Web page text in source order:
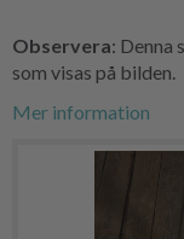
Observera: Denna
som visas på bilden.
Mer information